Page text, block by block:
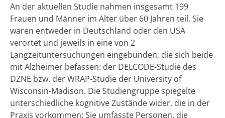
An der aktuellen Studie nahmen insgesamt 199
Frauen und Männer im Alter über 60 Jahren teil. Sie
waren entweder in Deutschland oder den USA
verortet und jeweils in eine von 2
Langzeituntersuchungen eingebunden, die sich beide
mit Alzheimer befassen: der DELCODE-Studie des
DZNE bzw. der WRAP-Studie der University of
Wisconsin-Madison. Die Studiengruppe spiegelte
unterschiedliche kognitive Zustände wider, die in der
Praxis vorkommen: Sie umfasste Personen, die